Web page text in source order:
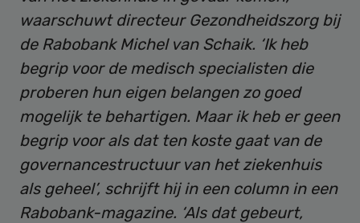
waarschuwt directeur Gezondheidszorg bij
de Rabobank Michel van Schaik. ‘Ik heb
begrip voor de medisch specialisten die
proberen hun eigen belangen zo goed
mogelijk te behartigen. Maar ik heb er geen
begrip voor als dat ten koste gaat van de
governancestructuur van het ziekenhuis
als geheel’, schrijft hij in een column in een
Rabobank-­magazine. ‘Als dat gebeurt,